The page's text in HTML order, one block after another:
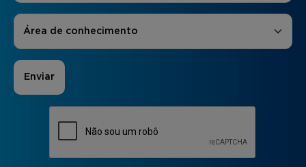
Áreas de Interesse
Área de conhecimento